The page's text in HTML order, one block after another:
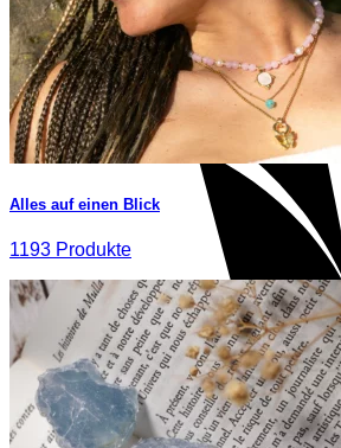
Alles auf einen Blick
1193 Produkte